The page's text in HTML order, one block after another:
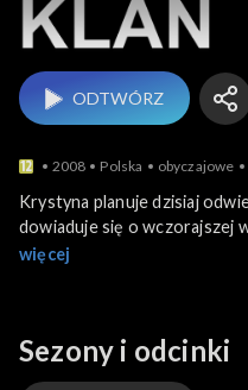
ODTWÓRZ
2008 Polska obyczajowe
Krystyna planuje dzisiaj
dowiaduje się o wczorajszej
roku Szymon jest
więcej
Sezony i odcinki